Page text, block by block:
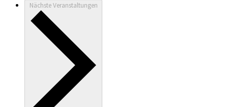
NächsteVeranstaltungen